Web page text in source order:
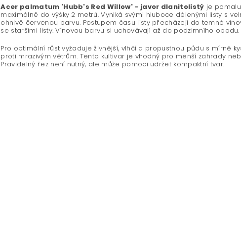
Acer palmatum 'Hubb's Red Willow' - javor dlanitolistý je
maximálně do výšky 2 metrů. Vyniká svými hluboce dělenými listy s
ohnivě červenou barvu. Postupem času listy přecházejí do temně
se staršími listy. Vínovou barvu si uchovávají až do podzimního opadu.
Pro optimální růst vyžaduje živnější, vlhčí a propustnou půdu s mírně
proti mrazivým větrům. Tento kultivar je vhodný pro menší zahrady
Pravidelný řez není nutný, ale může pomoci udržet kompaktní tvar.